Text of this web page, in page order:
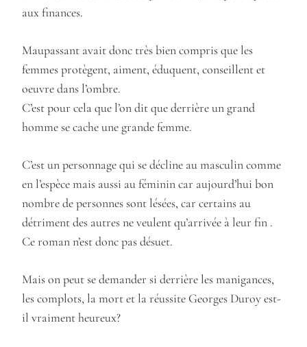
aux finances.
Maupassant avait donc très bien compris que les
femmes protègent, aiment, éduquent, conseillent et
oeuvre dans l’ombre.
C’est pour cela que l’on dit que derrière un grand
homme se cache une grande femme.
C’est un personnage qui se décline au masculin comme
en l’espèce mais aussi au féminin car aujourd’hui bon
nombre de personnes sont lésées, car certains au
détriment des autres ne veulent qu’arrivée à leur fin .
Ce roman n’est donc pas désuet.
Mais on peut se demander si derrière les manigances,
les complots, la mort et la réussite Georges Duroy est-
il vraiment heureux?